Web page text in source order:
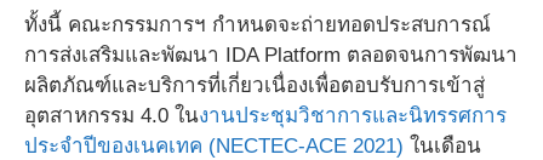
ทั้งนี้ คณะกรรมการฯ กำหนดจะถ่ายทอดประสบการณ์
การส่งเสริมและพัฒนา IDA Platform ตลอดจนการพัฒนา
ผลิตภัณฑ์และบริการที่เกี่ยวเนื่องเพื่อตอบรับการเข้าสู่
อุตสาหกรรม 4.0 ในงานประชุมวิชาการและนิทรรศการ
ประจำปีของเนคเทค (NECTEC-ACE 2021) ในเดือน